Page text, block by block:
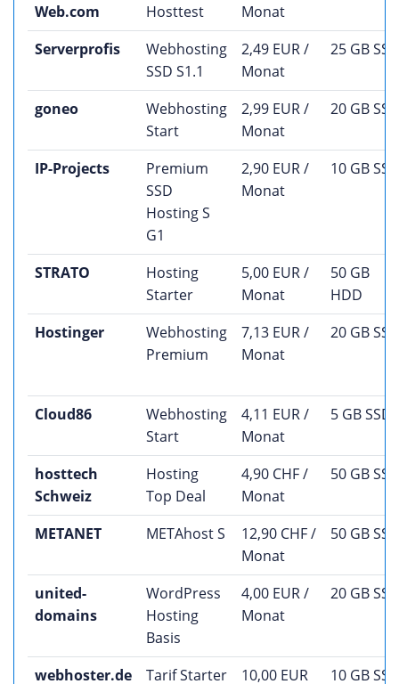
Web.com
Hosttest
Monat
Serverprofis
Webhosting
SSD S1.1
2,49 EUR /
Monat
25 GB SSD
goneo
Webhosting
Start
2,99 EUR /
Monat
20 GB SSD
IP-Projects
Premium
SSD
Hosting S
G1
2,90 EUR /
Monat
10 GB SSD
STRATO
Hosting
Starter
5,00 EUR /
Monat
50 GB
HDD
Hostinger
Webhosting
Premium
7,13 EUR /
Monat
20 GB SSD
Cloud86
Webhosting
Start
4,11 EUR /
Monat
5 GB SSD
hosttech
Schweiz
Hosting
Top Deal
4,90 CHF /
Monat
50 GB SSD
METANET METAhost S
12,90 CHF /
Monat
50 GB SSD
united-
domains
WordPress
Hosting
Basis
4,00 EUR /
Monat
20 GB SSD
webhoster.de Tarif Starter
10,00 EUR
10 GB SSD